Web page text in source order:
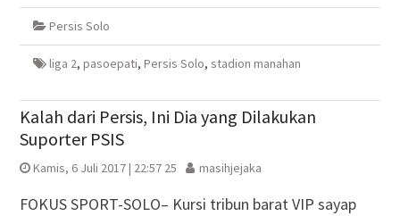
Facebook(Membuka
jendela
baru)
Twitter(Membuka
jendela
baru)
Google+
yang
baru)
WhatsApp(Membuka
baru)
Persis Solo
liga 2, pasoepati, Persis Solo, stadion manahan
Kalah dari Persis, Ini Dia yang Dilakukan
Suporter PSIS
Kamis, 6 Juli 2017 | 22:57 25 masihjejaka
FOKUS SPORT-SOLO– Kursi tribun barat VIP sayap